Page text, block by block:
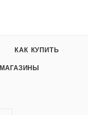
КАК КУПИТЬ
МАГАЗИНЫ